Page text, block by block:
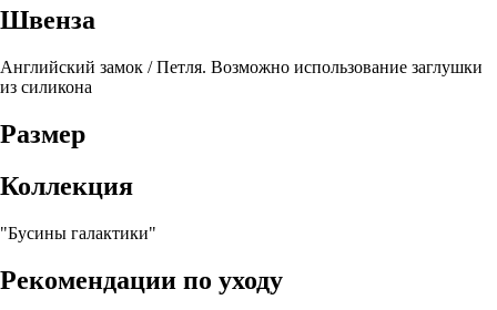
Швенза
Английский замок / Петля. Возможно использование заглушки
из силикона
Размер
Коллекция
"Бусины галактики"
Рекомендации по уходу